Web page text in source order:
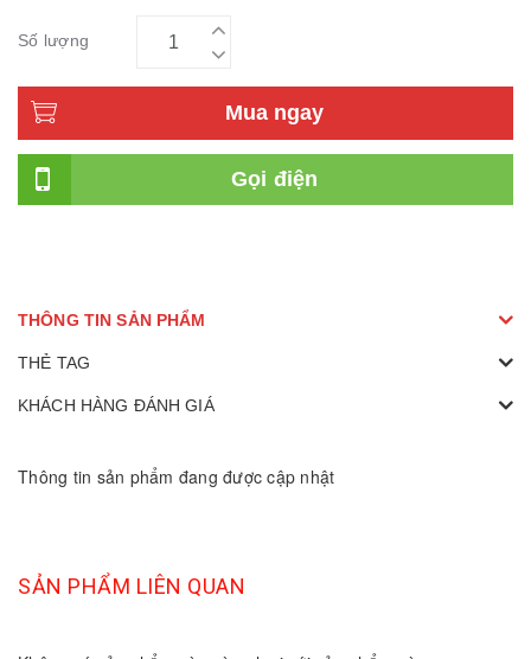
Số lượng
Mua ngay
Gọi điện
THÔNG TIN SẢN PHẨM
THẺ TAG
KHÁCH HÀNG ĐÁNH GIÁ
Thông tin sản phẩm đang được cập nhật
SẢN PHẨM LIÊN QUAN